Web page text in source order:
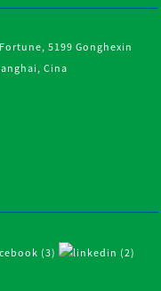
5199 Gonghexin
Cina